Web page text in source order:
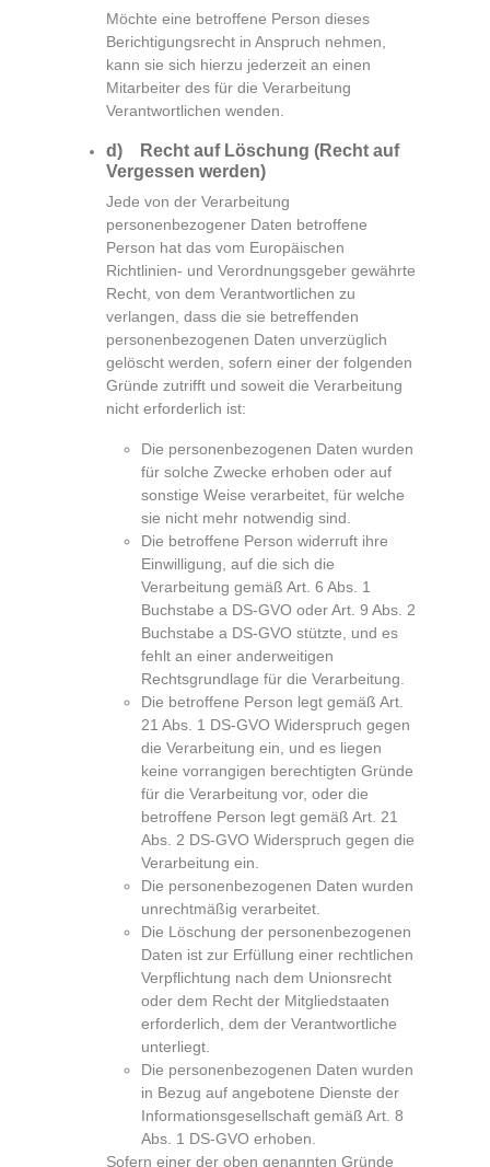
Möchte eine betroffene Person dieses
Berichtigungsrecht in Anspruch nehmen,
kann sie sich hierzu jederzeit an einen
Mitarbeiter des für die Verarbeitung
Verantwortlichen wenden.
d) Recht auf Löschung (Recht auf
Vergessen werden)
Jede von der Verarbeitung
personenbezogener Daten betroffene
Person hat das vom Europäischen
Richtlinien- und Verordnungsgeber gewährte
Recht, von dem Verantwortlichen zu
verlangen, dass die sie betreffenden
personenbezogenen Daten unverzüglich
gelöscht werden, sofern einer der folgenden
Gründe zutrifft und soweit die Verarbeitung
nicht erforderlich ist:
Die personenbezogenen Daten wurden
für solche Zwecke erhoben oder auf
sonstige Weise verarbeitet, für welche
sie nicht mehr notwendig sind.
Die betroffene Person widerruft ihre
Einwilligung, auf die sich die
Verarbeitung gemäß Art. 6 Abs. 1
Buchstabe a DS-GVO oder Art. 9 Abs. 2
Buchstabe a DS-GVO stützte, und es
fehlt an einer anderweitigen
Rechtsgrundlage für die Verarbeitung.
Die betroffene Person legt gemäß Art.
21 Abs. 1 DS-GVO Widerspruch gegen
die Verarbeitung ein, und es liegen
keine vorrangigen berechtigten Gründe
für die Verarbeitung vor, oder die
betroffene Person legt gemäß Art. 21
Abs. 2 DS-GVO Widerspruch gegen die
Verarbeitung ein.
Die personenbezogenen Daten wurden
unrechtmäßig verarbeitet.
Die Löschung der personenbezogenen
Daten ist zur Erfüllung einer rechtlichen
Verpflichtung nach dem Unionsrecht
oder dem Recht der Mitgliedstaaten
erforderlich, dem der Verantwortliche
unterliegt.
Die personenbezogenen Daten wurden
in Bezug auf angebotene Dienste der
Informationsgesellschaft gemäß Art. 8
Abs. 1 DS-GVO erhoben.
Sofern einer der oben genannten Gründe